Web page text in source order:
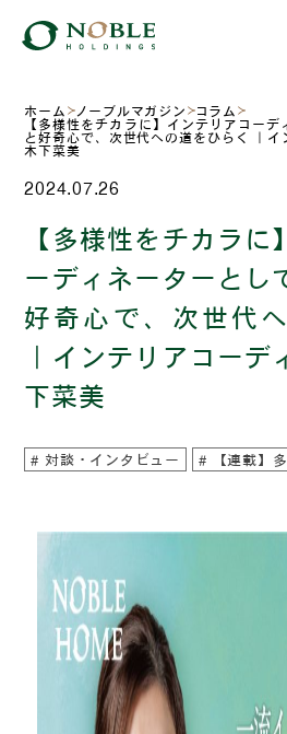
ホーム ノーブルマガジン
コラム
【多様性をチカラに】インテリアコー
と好奇心で、次世代への道をひらく ｜
木下菜美
2024.07.26
【多様性をチカラに
ーディネーターとし
好奇心で、次世代
｜インテリアコー
下菜美
対談・インタビュー 【連載】